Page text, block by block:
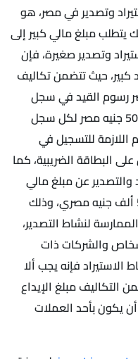
وتصدير في مصر، هو
يتطلب مبلغ مالي كبير إلى
وتصدير صغيرة، فإن
كبير، حيث تتضمن تكاليف
رسوم القيد في سجل
المصدرين والمستوردين والتي تكون 50 جنيه مصر لكل سجل
للتسجيل في
البطاقة الضريبية، كما
عن مبلغ مالي
يتراوح بين 20 ألف جنيه مصري إلى 50 ألف جنيه مصري، وذلك
لنشاط التصدير،
والشركات ذات
فإنه يجب ألا
ضمن التكاليف مبلغ الإيداع
يكون بأحد العملات